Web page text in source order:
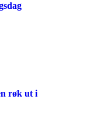
røk ut i